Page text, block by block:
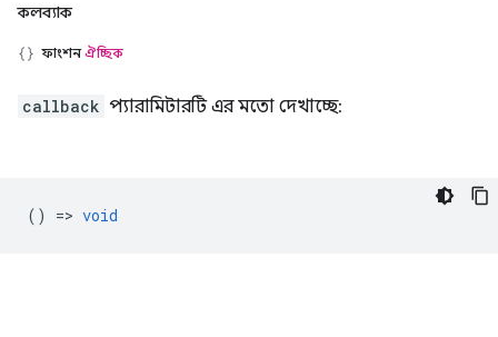
কলব্যাক
ফাংশনঐচ্ছিক
callback প্যারামিটারটি এর মতো দেখাচ্ছে:
() => void